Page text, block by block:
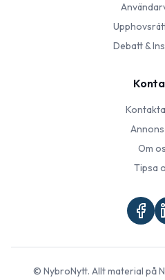
Debatt &
Om
Tipsa
© NybroNytt. Allt material på